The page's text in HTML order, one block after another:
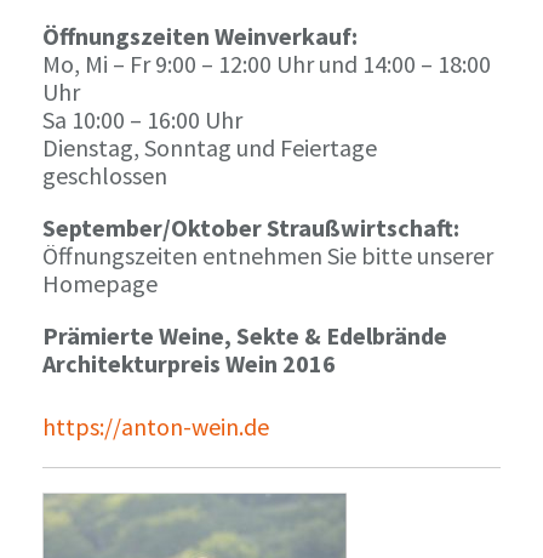
Öffnungszeiten Weinverkauf:
Mo, Mi – Fr 9:00 – 12:00 Uhr und 14:00 – 18:00
Uhr
Sa 10:00 – 16:00 Uhr
Dienstag, Sonntag und Feiertage
geschlossen
September/Oktober Straußwirtschaft:
Öffnungszeiten entnehmen Sie bitte unserer
Homepage
Prämierte Weine, Sekte & Edelbrände
Architekturpreis Wein 2016
https://anton-wein.de